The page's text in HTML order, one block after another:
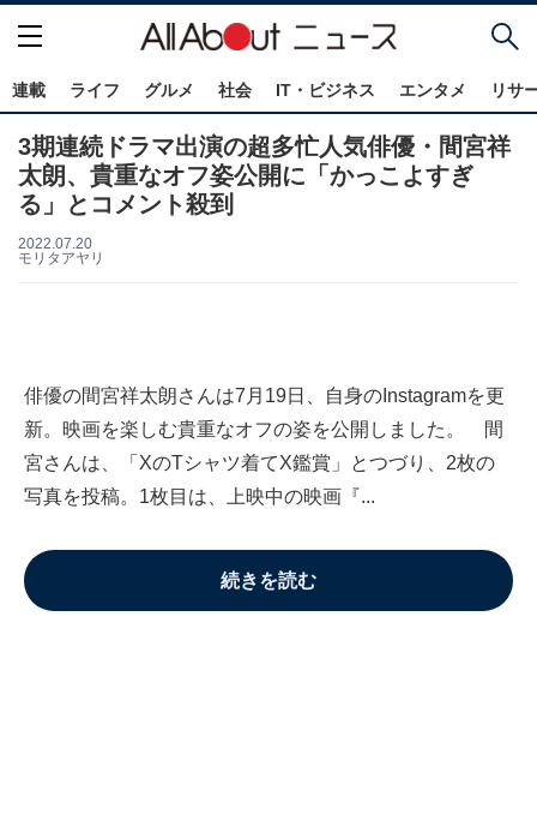
連載 ライフ グルメ 社会 IT・ビジネス エンタメ リサ
3期連続ドラマ出演の超多忙人気俳優・間宮祥
太朗、貴重なオフ姿公開に「かっこよすぎ
る」とコメント殺到
2022.07.20
モリタアヤリ
俳優の間宮祥太朗さんは7月19日、自身のInstagramを更
新。映画を楽しむ貴重なオフの姿を公開しました。 間
宮さんは、「XのTシャツ着てX鑑賞」とつづり、2枚の
写真を投稿。1枚目は、上映中の映画『...
続きを読む